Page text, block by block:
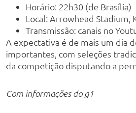
Horário: 22h30 (de Brasília)
Local: Arrowhead Stadium,
Transmissão: canais no
A expectativa é de mais um dia
importantes, com seleções
da competição disputando a
Com informações do g1